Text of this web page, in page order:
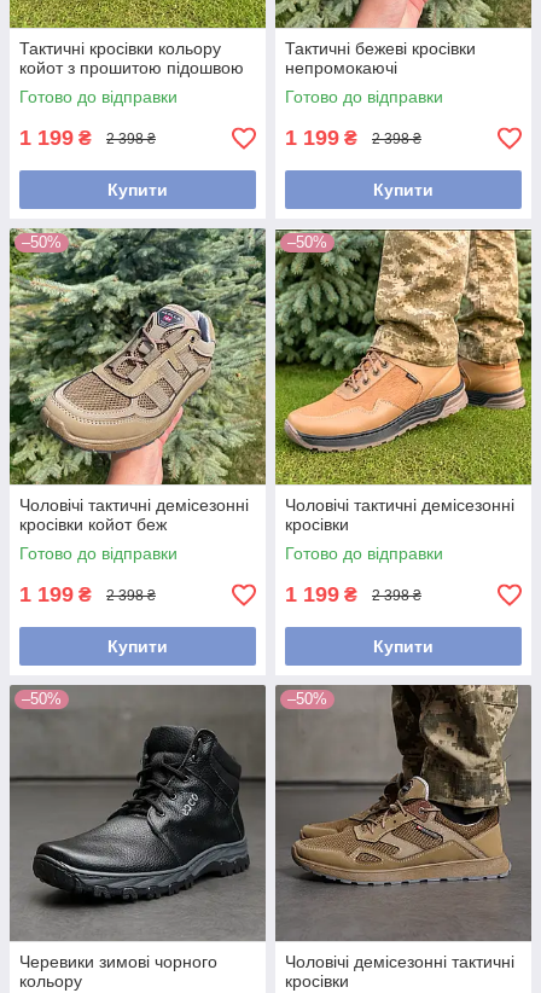
Тактичні кросівки кольору
койот з прошитою підошвою
Готово до відправки
1 199 ₴ 2 398 ₴
Купити
Тактичні бежеві кросівки
непромокаючі
Готово до відправки
1 199 ₴ 2 398 ₴
Купити
–50%
Чоловічі тактичні демісезонні
кросівки койот беж
Готово до відправки
1 199 ₴ 2 398 ₴
Купити
–50%
Чоловічі тактичні демісезонні
кросівки
Готово до відправки
1 199 ₴ 2 398 ₴
Купити
–50%
Черевики зимові чорного
кольору
–50%
Чоловічі демісезонні тактичні
кросівки